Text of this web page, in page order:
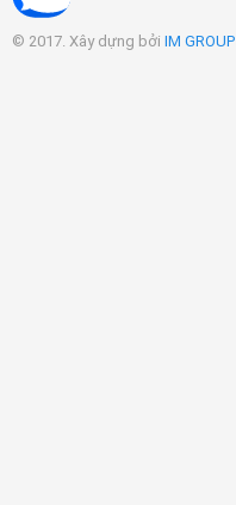
© 2017. Xây dựng bởi IM GROUP